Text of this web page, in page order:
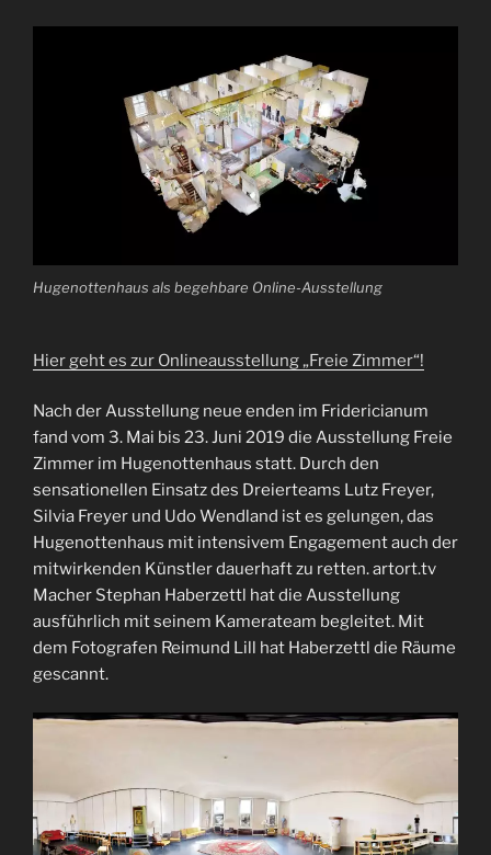
Hugenottenhaus als begehbare Online-Ausstellung
Hier geht es zur Onlineausstellung „Freie Zimmer“!
Nach der Ausstellung neue enden im Fridericianum
fand vom 3. Mai bis 23. Juni 2019 die Ausstellung Freie
Zimmer im Hugenottenhaus statt. Durch den
sensationellen Einsatz des Dreierteams Lutz Freyer,
Silvia Freyer und Udo Wendland ist es gelungen, das
Hugenottenhaus mit intensivem Engagement auch der
mitwirkenden Künstler dauerhaft zu retten. artort.tv
Macher Stephan Haberzettl hat die Ausstellung
ausführlich mit seinem Kamerateam begleitet. Mit
dem Fotografen Reimund Lill hat Haberzettl die Räume
gescannt.